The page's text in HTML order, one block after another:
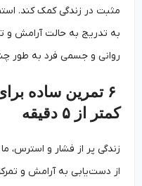
مثبت در زندگی کمک کند.
به تدریج به حالت آرامش و
روانی و جسمی فرد به طور
۶ تمرین ساده
کمتر از ۵ دقیقه
زندگی پر از فشار و استرس، ما
از دست‌یابی به آرامش و تمرکز